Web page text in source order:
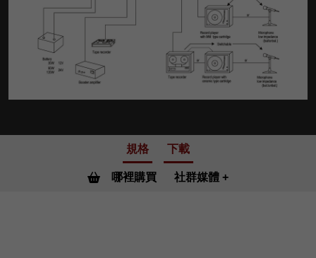
規格 下載
哪裡購買 社群媒體